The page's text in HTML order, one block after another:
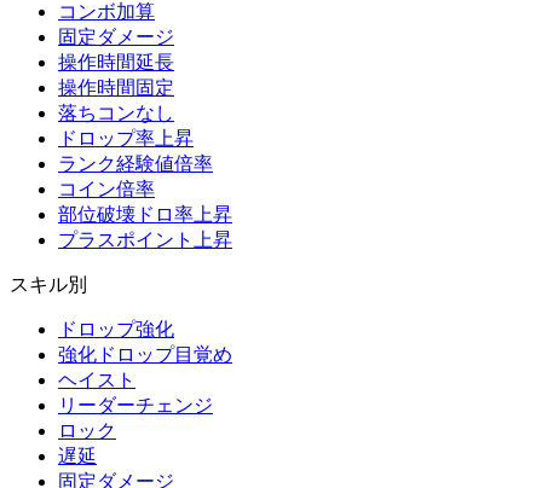
コンボ加算
固定ダメージ
操作時間延長
操作時間固定
落ちコンなし
ドロップ率上昇
ランク経験値倍率
コイン倍率
部位破壊ドロ率上昇
プラスポイント上昇
スキル別
ドロップ強化
強化ドロップ目覚め
ヘイスト
リーダーチェンジ
ロック
遅延
固定ダメージ